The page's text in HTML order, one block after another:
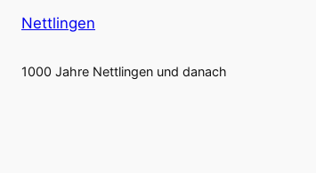
Nettlingen
1000 Jahre Nettlingen und danach